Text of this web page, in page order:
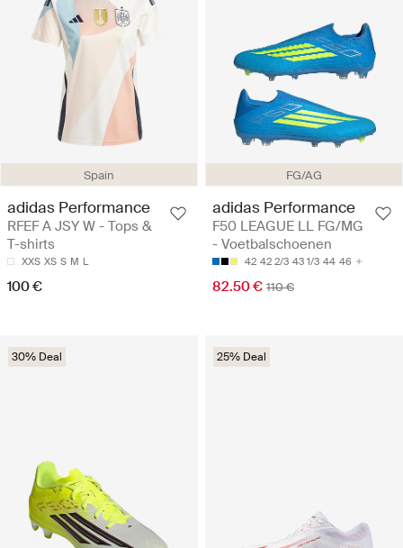
Spain
adidas Performance
RFEF A JSY W - Tops &
T-shirts
XXS XS S M L
100 €
FG/AG
adidas Performance
F50 LEAGUE LL FG/MG
- Voetbalschoenen
42 42 2/3 43 1/3 44 46
82.50 € 110 €
30% Deal 25% Deal